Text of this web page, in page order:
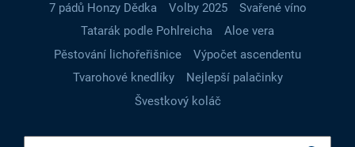
7 pádů Honzy Dědka
Volby 2025
Svařené víno
Tatarák podle Pohlreicha
Aloe vera
Pěstování lichořeřišnice
Výpočet ascendentu
Tvarohové knedlíky
Nejlepší palačinky
Švestkový koláč